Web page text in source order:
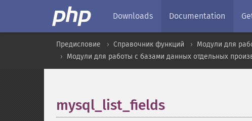
Downloads Documentation
Предисловие Справочник функций
Модули для
Модули для работы с базами данных отдельных
mysql_list_fields